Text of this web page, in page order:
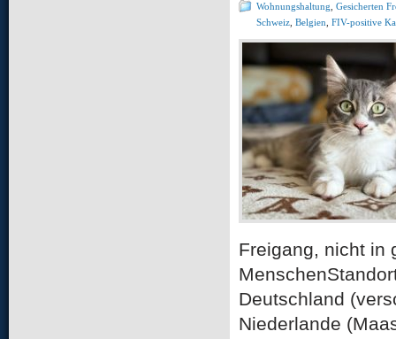
Wohnungshaltung Gesicherten
Schweiz Belgien FIV-positive
Freigang, nicht in
Deutschland
Niederlande